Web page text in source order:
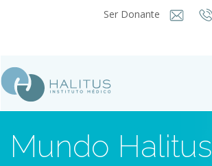
Ser Donante
Mundo Halitus